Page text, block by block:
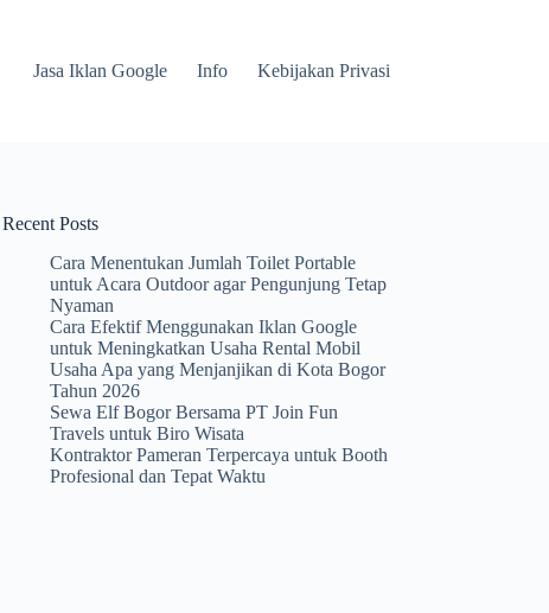
Jasa Iklan Google Info Kebijakan Privasi
Recent Posts
Cara Menentukan Jumlah Toilet Portable
untuk Acara Outdoor agar Pengunjung Tetap
Nyaman
Cara Efektif Menggunakan Iklan Google
untuk Meningkatkan Usaha Rental Mobil
Usaha Apa yang Menjanjikan di Kota Bogor
Tahun 2026
Sewa Elf Bogor Bersama PT Join Fun
Travels untuk Biro Wisata
Kontraktor Pameran Terpercaya untuk Booth
Profesional dan Tepat Waktu